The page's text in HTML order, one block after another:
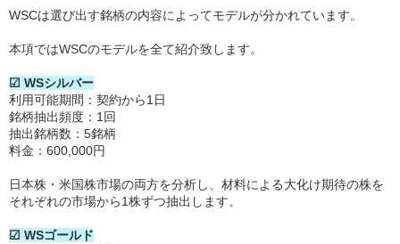
WSCは選び出す銘柄の内容によってモデルが分かれています。
本項ではWSCのモデルを全て紹介致します。
☑ WSシルバー
利用可能期間：契約から1日
銘柄抽出頻度：1回
抽出銘柄数：5銘柄
料金：600,000円
日本株・米国株市場の両方を分析し、材料による大化け期待の株を
それぞれの市場から1株ずつ抽出します。
☑ WSゴールド